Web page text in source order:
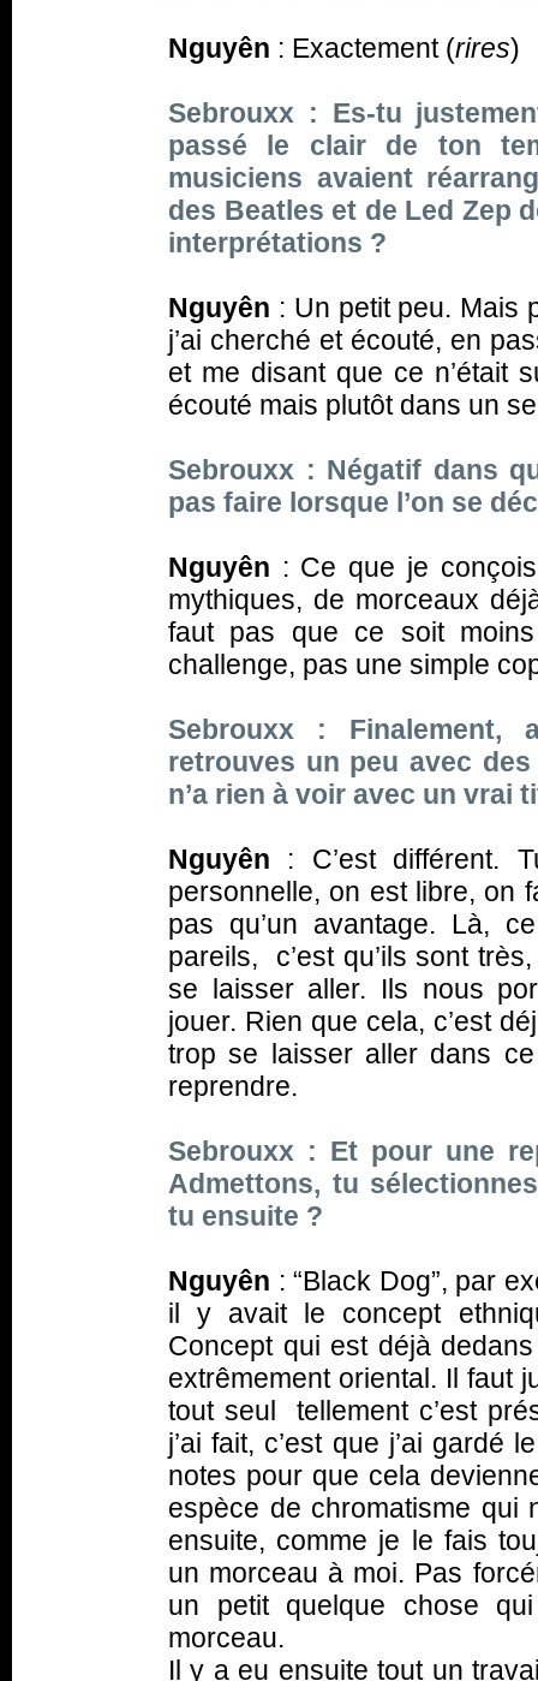
Nguyên : Exactement (rires)
Sebrouxx : Es-tu
passé le clair de ton
musiciens avaient
des Beatles et de Led Zep
interprétations ?
Nguyên : Un petit peu. Mais
j’ai cherché et écouté, en
et me disant que ce n’était
écouté mais plutôt dans un
Sebrouxx : Négatif dans
pas faire lorsque l’on se
Nguyên : Ce que je
mythiques, de morceaux
faut pas que ce soit
challenge, pas une simple
Sebrouxx : Finalement,
retrouves un peu avec
n’a rien à voir avec un vrai
Nguyên : C’est différent.
personnelle, on est libre, on
pas qu’un avantage. Là,
pareils, c’est qu’ils sont
se laisser aller. Ils nous
jouer. Rien que cela, c’est
trop se laisser aller dans
reprendre.
Sebrouxx : Et pour une
Admettons, tu
tu ensuite ?
Nguyên : “Black Dog”, par
il y avait le concept
Concept qui est déjà
extrêmement oriental. Il faut
tout seul tellement c’est
j’ai fait, c’est que j’ai gardé
notes pour que cela
espèce de chromatisme qui
ensuite, comme je le fais
un morceau à moi. Pas
un petit quelque chose
morceau.
Il y a eu ensuite tout un